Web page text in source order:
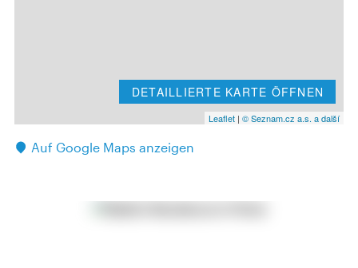
DETAILLIERTE KARTE ÖFFNEN
Leaflet | © Seznam.cz a.s. a další
Auf Google Maps anzeigen